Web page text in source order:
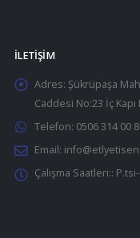
İLETIŞIM
Adres: Şükrüpaşa
Caddesi No:23 İç
Telefon: 0506 314 00
Email:
Çalışma Saatleri::